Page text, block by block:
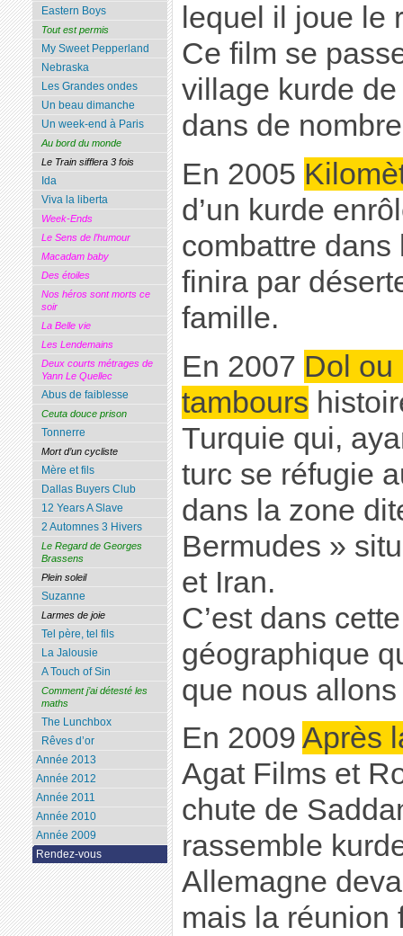
lequel il joue le
Ce film se
village kurde de
dans de
En 2005
d’un kurde
combattre dans
finira par
famille.
En 2007 Dol ou
tambours
Turquie qui,
turc se réfugie
dans la zone
Bermudes »
et Iran.
C’est dans
géographique
que nous allons
En 2009 Après
Agat Films et
chute de
rassemble
Allemagne
mais la réunion
Eastern Boys
Tout est permis
My Sweet Pepperland
Nebraska
Les Grandes ondes
Un beau dimanche
Un week-end à Paris
Au bord du monde
Le Train sifflera 3 fois
Ida
Viva la liberta
Week-Ends
Le Sens de l’humour
Macadam baby
Des étoiles
Nos héros sont morts ce
soir
La Belle vie
Les Lendemains
Deux courts métrages de
Yann Le Quellec
Abus de faiblesse
Ceuta douce prison
Tonnerre
Mort d’un cycliste
Mère et fils
Dallas Buyers Club
12 Years A Slave
2 Automnes 3 Hivers
Le Regard de Georges
Brassens
Plein soleil
Suzanne
Larmes de joie
Tel père, tel fils
La Jalousie
A Touch of Sin
Comment j’ai détesté les
maths
The Lunchbox
Rêves d’or
Année 2013
Année 2012
Année 2011
Année 2010
Année 2009
Rendez-vous